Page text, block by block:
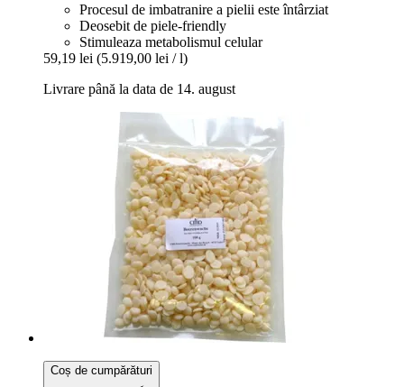
Procesul de imbatranire a pielii este întârziat
Deosebit de piele-friendly
Stimuleaza metabolismul celular
59,19 lei (5.919,00 lei / l)
Livrare până la data de 14. august
Coș de cumpărături